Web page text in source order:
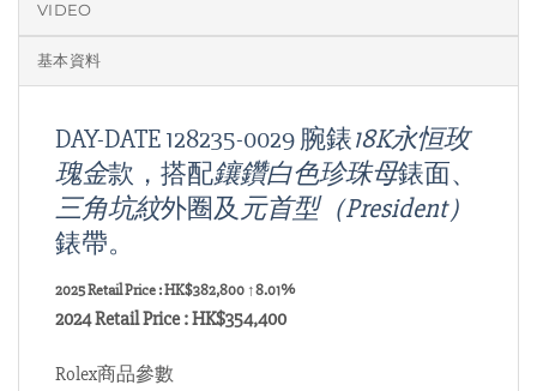
VIDEO
基本資料
DAY-DATE 128235-0029 腕錶18K永恒玫
瑰金款，搭配鑲鑽白色珍珠母錶面、
三角坑紋外圈及元首型（President）
錶帶。
2025 Retail Price : HK$382,800 ↑8.01%
2024 Retail Price : HK$354,400
Rolex商品參數